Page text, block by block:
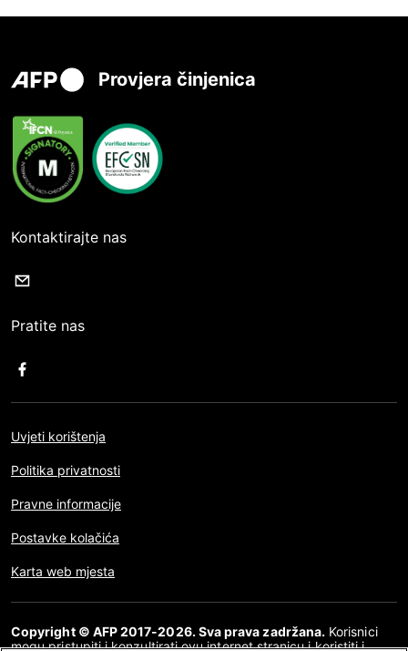
Provjera činjenica
Kontaktirajte nas
Pratite nas
Uvjeti korištenja
Politika privatnosti
Pravne informacije
Postavke kolačića
Karta web mjesta
Copyright © AFP 2017-2026. Sva prava zadržana. Korisnici
mogu pristupiti i konzultirati ovu internet stranicu i koristiti i